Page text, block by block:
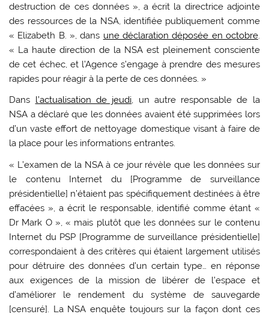
destruction de ces données », a écrit la directrice adjointe
des ressources de la NSA, identifiée publiquement comme
« Elizabeth B. », dans une déclaration déposée en octobre.
« La haute direction de la NSA est pleinement consciente
de cet échec, et l’Agence s’engage à prendre des mesures
rapides pour réagir à la perte de ces données. »
Dans l’actualisation de jeudi, un autre responsable de la
NSA a déclaré que les données avaient été supprimées lors
d’un vaste effort de nettoyage domestique visant à faire de
la place pour les informations entrantes.
« L’examen de la NSA à ce jour révèle que les données sur
le contenu Internet du [Programme de surveillance
présidentielle] n’étaient pas spécifiquement destinées à être
effacées », a écrit le responsable, identifié comme étant «
Dr Mark O », « mais plutôt que les données sur le contenu
Internet du PSP [Programme de surveillance présidentielle]
correspondaient à des critères qui étaient largement utilisés
pour détruire des données d’un certain type… en réponse
aux exigences de la mission de libérer de l’espace et
d’améliorer le rendement du système de sauvegarde
[censuré]. La NSA enquête toujours sur la façon dont ces